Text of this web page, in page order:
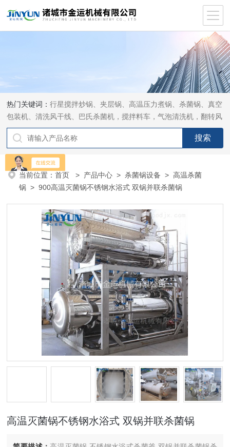
热门关键词：行星搅拌炒锅、夹层锅、高温压力煮锅、杀菌锅、真空
包装机、清洗风干线、巴氏杀菌机，搅拌料车，气泡清洗机，翻转风
干机
当前位置：首页 > 产品中心 >杀菌锅设备 >高温杀菌
锅 > 900高温灭菌锅不锈钢水浴式 双锅并联杀菌锅
高温灭菌锅不锈钢水浴式 双锅并联杀菌锅